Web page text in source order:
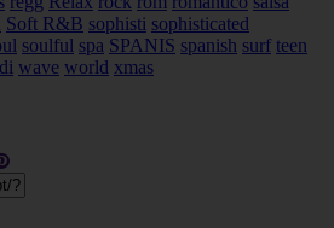
Soft R&B sophisti sophisticated
soulful spa SPANIS spanish surf teen
wave world xmas